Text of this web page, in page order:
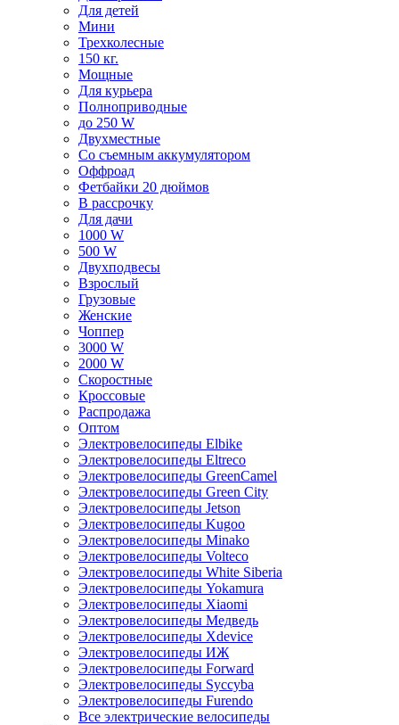
Для детей
Мини
Трехколесные
150 кг.
Мощные
Для курьера
Полноприводные
до 250 W
Двухместные
Со съемным аккумулятором
Оффроад
Фетбайки 20 дюймов
В рассрочку
Для дачи
1000 W
500 W
Двухподвесы
Взрослый
Грузовые
Женские
Чоппер
3000 W
2000 W
Скоростные
Кроссовые
Распродажа
Оптом
Электровелосипеды Elbike
Электровелосипеды Eltreco
Электровелосипеды GreenCamel
Электровелосипеды Green City
Электровелосипеды Jetson
Электровелосипеды Kugoo
Электровелосипеды Minako
Электровелосипеды Volteco
Электровелосипеды White Siberia
Электровелосипеды Yokamura
Электровелосипеды Xiaomi
Электровелосипеды Медведь
Электровелосипеды Xdevice
Электровелосипеды ИЖ
Электровелосипеды Forward
Электровелосипеды Syccyba
Электровелосипеды Furendo
Все электрические велосипеды